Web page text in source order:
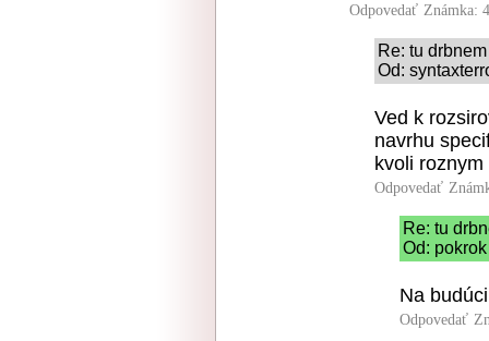
Odpovedať Známka:
Re: tu
Od:
Ved k
navrhu
kvoli
Odpovedať
Re: tu
Od:
Na
Odpovedať